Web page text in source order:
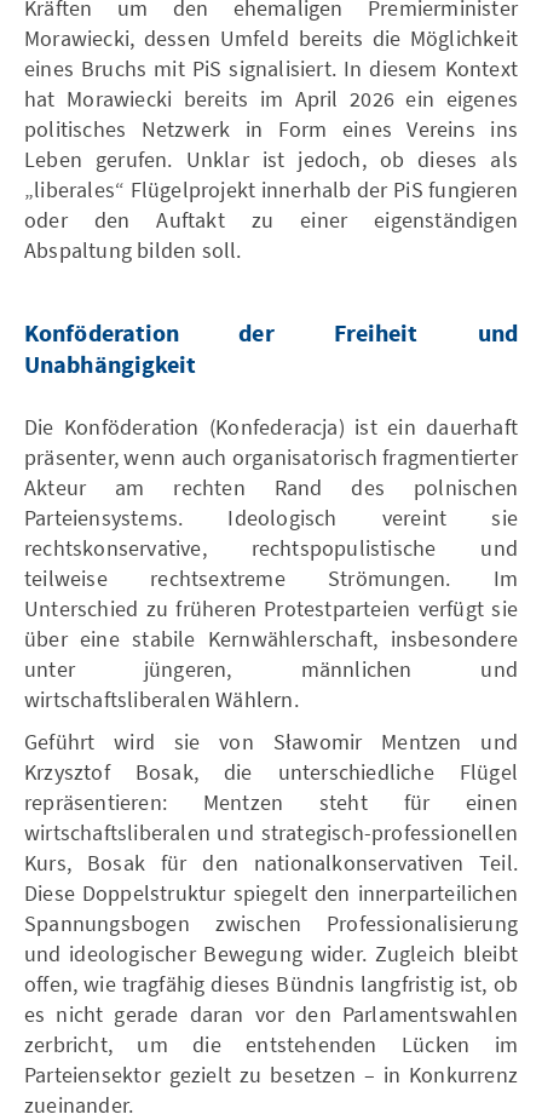
Kräften um den ehemaligen Premierminister
Morawiecki, dessen Umfeld bereits die Möglichkeit
eines Bruchs mit PiS signalisiert. In diesem Kontext
hat Morawiecki bereits im April 2026 ein eigenes
politisches Netzwerk in Form eines Vereins ins
Leben gerufen. Unklar ist jedoch, ob dieses als
„liberales“ Flügelprojekt innerhalb der PiS fungieren
oder den Auftakt zu einer eigenständigen
Abspaltung bilden soll.
Konföderation der Freiheit und
Unabhängigkeit
Die Konföderation (Konfederacja) ist ein dauerhaft
präsenter, wenn auch organisatorisch fragmentierter
Akteur am rechten Rand des polnischen
Parteiensystems. Ideologisch vereint sie
rechtskonservative, rechtspopulistische und
teilweise rechtsextreme Strömungen. Im
Unterschied zu früheren Protestparteien verfügt sie
über eine stabile Kernwählerschaft, insbesondere
unter jüngeren, männlichen und
wirtschaftsliberalen Wählern.
Geführt wird sie von Sławomir Mentzen und
Krzysztof Bosak, die unterschiedliche Flügel
repräsentieren: Mentzen steht für einen
wirtschaftsliberalen und strategisch-professionellen
Kurs, Bosak für den nationalkonservativen Teil.
Diese Doppelstruktur spiegelt den innerparteilichen
Spannungsbogen zwischen Professionalisierung
und ideologischer Bewegung wider. Zugleich bleibt
offen, wie tragfähig dieses Bündnis langfristig ist, ob
es nicht gerade daran vor den Parlamentswahlen
zerbricht, um die entstehenden Lücken im
Parteiensektor gezielt zu besetzen – in Konkurrenz
zueinander.